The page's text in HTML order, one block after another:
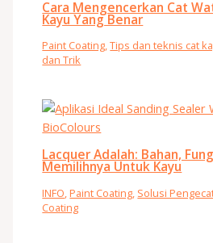
Cara Mengencerkan Cat
Kayu Yang Benar
Paint Coating,Tips dan teknis cat
dan Trik
Lacquer Adalah: Bahan,
Memilihnya Untuk Kayu
INFO,Paint Coating, Solusi
Coating